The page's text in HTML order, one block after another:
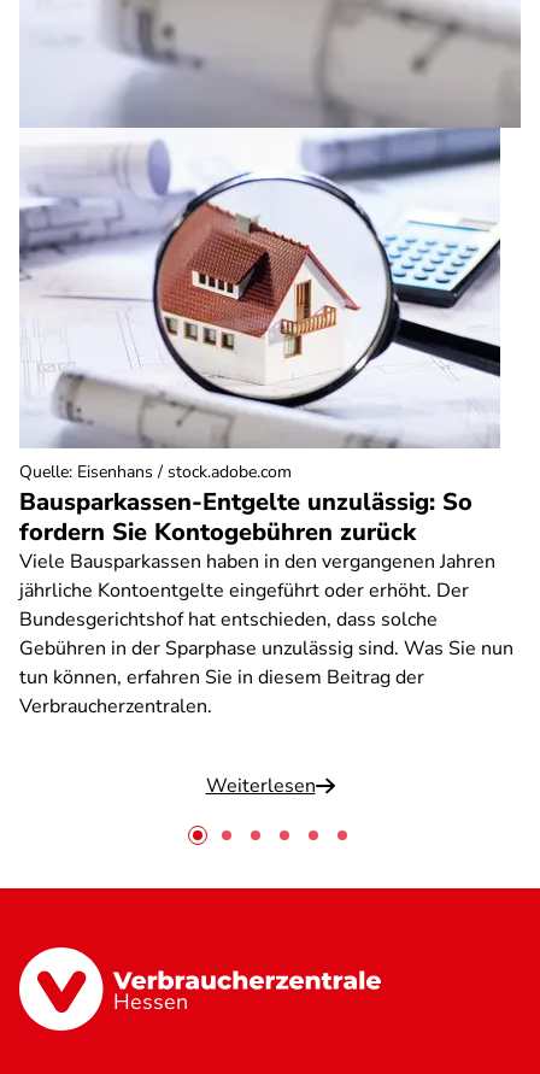
Bausparkassen-Entgelte unzulässig: So
fordern Sie Kontogebühren zurück
Viele Bausparkassen haben in den vergangenen Jahren
jährliche Kontoentgelte eingeführt oder erhöht. Der
Bundesgerichtshof hat entschieden, dass solche
Gebühren in der Sparphase unzulässig sind. Was Sie nun
tun können, erfahren Sie in diesem Beitrag der
Verbraucherzentralen.
Weiterlesen
Quelle: Eisenhans / stock.adobe.com
Hessen